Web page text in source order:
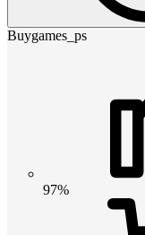
Buygames_ps
97%